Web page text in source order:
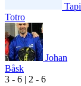
Totro
Johan
Båsk
3 - 6 | 2 - 6